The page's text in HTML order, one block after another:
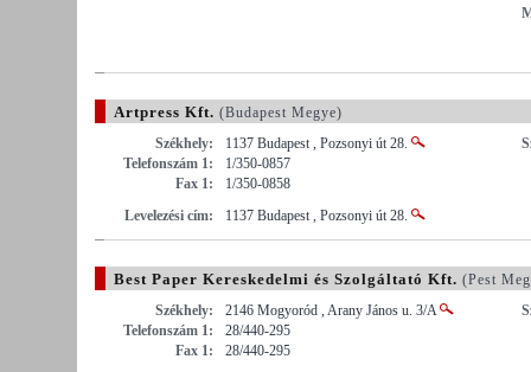
Artpress Kft. (Budapest Megye)
Székhely:
1137 Budapest , Pozsonyi út 28.
Telefonszám 1:
1/350-0857
Fax 1:
1/350-0858
Levelezési cím:
1137 Budapest , Pozsonyi út 28.
Best Paper Kereskedelmi és Szolgáltató Kft. (Pest
Székhely:
2146 Mogyoród , Arany János u. 3/A
Telefonszám 1:
28/440-295
Fax 1:
28/440-295